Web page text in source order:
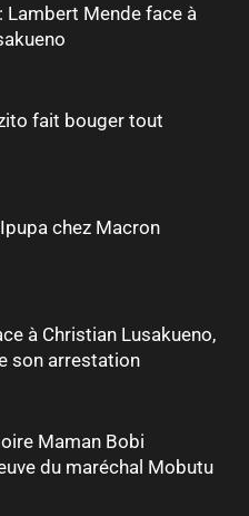
Lambert Mende face à
fait bouger tout
chez Macron
à Christian Lusakueno,
son arrestation
Maman Bobi
du maréchal Mobutu